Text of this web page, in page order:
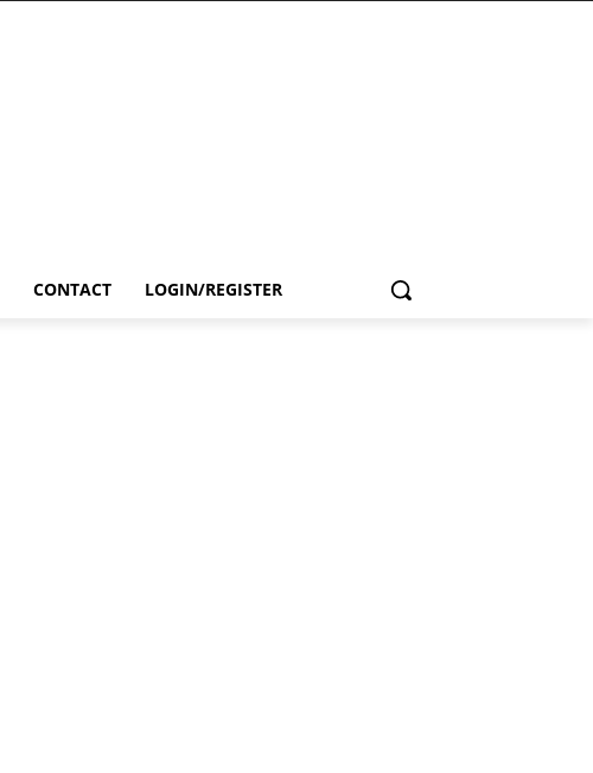
CONTACT LOGIN/REGISTER